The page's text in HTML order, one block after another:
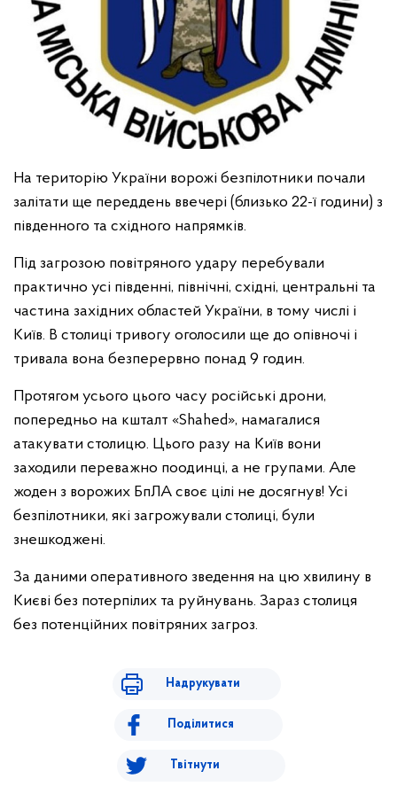
На територію України ворожі безпілотники почали
залітати ще переддень ввечері (близько 22-ї години) з
південного та східного напрямків.
Під загрозою повітряного удару перебували
практично усі південні, північні, східні, центральні та
частина західних областей України, в тому числі і
Київ. В столиці тривогу оголосили ще до опівночі і
тривала вона безперервно понад 9 годин.
Протягом усього цього часу російські дрони,
попередньо на кшталт «Shahed», намагалися
атакувати столицю. Цього разу на Київ вони
заходили переважно поодинці, а не групами. Але
жоден з ворожих БпЛА своє цілі не досягнув! Усі
безпілотники, які загрожували столиці, були
знешкоджені.
За даними оперативного зведення на цю хвилину в
Києві без потерпілих та руйнувань. Зараз столиця
без потенційних повітряних загроз.
Надрукувати
Поділитися
Твітнути